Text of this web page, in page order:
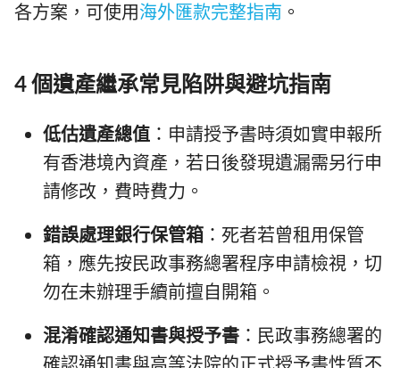
各方案，可使用海外匯款完整指南 。
4 個遺產繼承常見陷阱與避坑指南
低估遺產總值 ：申請授予書時須如實申報所
有香港境內資產，若日後發現遺漏需另行申
請修改，費時費力。
錯誤處理銀行保管箱 ：死者若曾租用保管
箱，應先按民政事務總署程序申請檢視，切
勿在未辦理手續前擅自開箱。
混淆確認通知書與授予書 ：民政事務總署的